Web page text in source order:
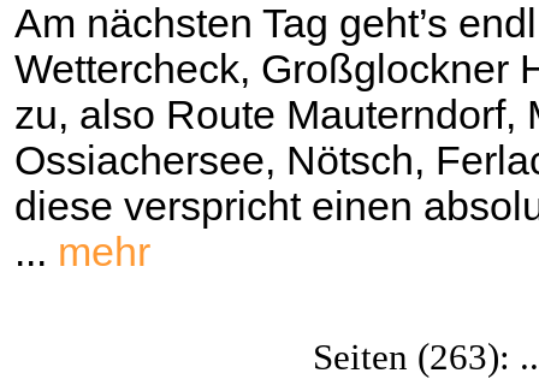
Am nächsten Tag geht’s
Wettercheck, Großglockner
zu, also Route Mauterndorf,
Ossiachersee, Nötsch,
diese verspricht einen
... mehr
Seiten (263):